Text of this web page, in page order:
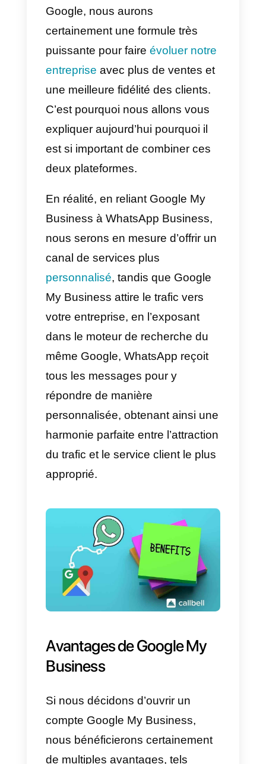
est l’un des moyens de
communication les plus
par les utilisateurs du monde
entier et que Google est sans
doute l’une des entreprises les
elle dispose de multiples services
pour exposer les petites et
grandes entreprises, comme
Google My Business. Google My
Business n’est rien d’autre qu’un
service qui vous permet d’afficher
plusieurs entreprises, quelle que
soit leur taille, dans le moteur de
recherche deGoogle
des mots clés que vous
saisissez.
Si nous combinons WhatsApp et
certainement une formule très
puissante pour faireévoluer notre
entreprise
avec plus de ventes et
une meilleure fidélité des clients.
expliquer aujourd’hui pourquoi il
est si important de combiner ces
deux plateformes.
En réalité, en reliant Google My
Business à WhatsApp Business,